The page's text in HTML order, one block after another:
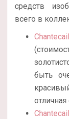
средств
всего в
быть
отличная